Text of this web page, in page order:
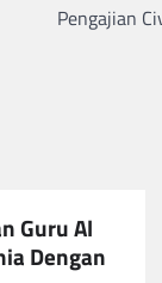
Pengajian
Guru Al
Dengan